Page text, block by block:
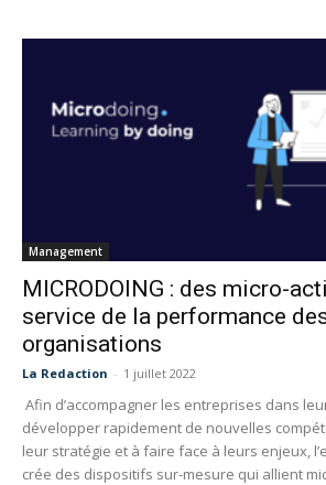
Management
MICRODOING : des micro-
service de la performance
organisations
La Redaction - 1 juillet 2022
Afin d’accompagner les entreprises dans
développer rapidement de nouvelles
leur stratégie et à faire face à leurs enjeux,
crée des dispositifs sur-mesure qui allient